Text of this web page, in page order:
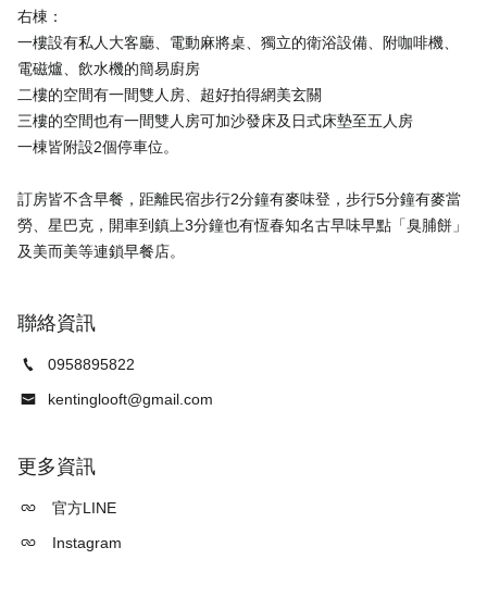
右棟：
一樓設有私人大客廳、電動麻將桌、獨立的衛浴設備、附咖啡機、
電磁爐、飲水機的簡易廚房
二樓的空間有一間雙人房、超好拍得網美玄關
三樓的空間也有一間雙人房可加沙發床及日式床墊至五人房
一棟皆附設2個停車位。
訂房皆不含早餐，距離民宿步行2分鐘有麥味登，步行5分鐘有麥當
勞、星巴克，開車到鎮上3分鐘也有恆春知名古早味早點「臭脯餅」
聯絡資訊
0958895822
kentinglooft@gmail.com
更多資訊
官方LINE
Instagram